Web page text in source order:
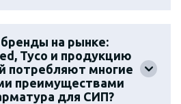
на рынке:
Tyco и продукцию
потребляют многие
преимуществами
для СИП?